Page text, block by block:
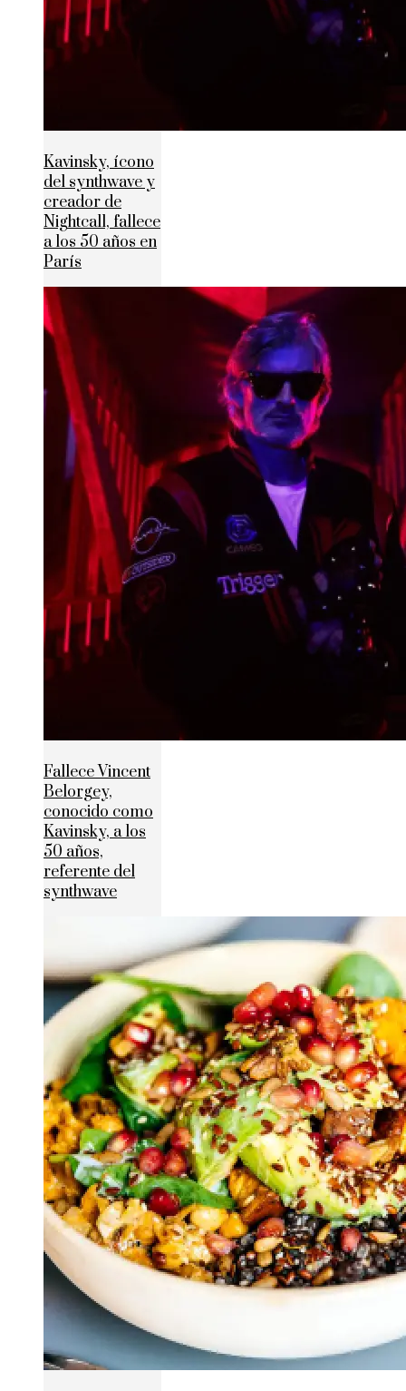
Kavinsky, ícono
del synthwave y
creador de
Nightcall, fallece
a los 50 años en
París
Fallece Vincent
Belorgey,
conocido como
Kavinsky, a los
50 años,
referente del
synthwave